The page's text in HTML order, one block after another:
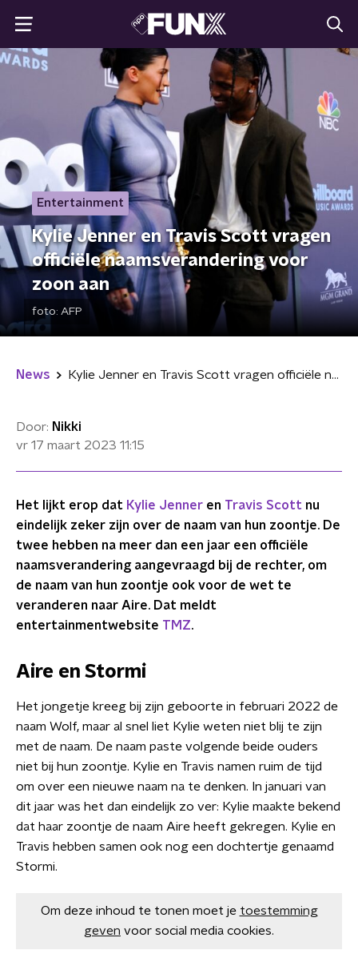
Entertainment
Kylie Jenner en Travis Scott vragen
officiële naamsverandering voor
zoon aan
foto: AFP
News Kylie Jenner en Travis Scott vragen officiële naamsverandering voor zoon aan
Door: Nikki
vr 17 maart 2023 11:15
Het lijkt erop dat Kylie Jenner en Travis Scott nu
eindelijk zeker zijn over de naam van hun zoontje. De
twee hebben na meer dan een jaar een officiële
naamsverandering aangevraagd bij de rechter, om
de naam van hun zoontje ook voor de wet te
veranderen naar Aire. Dat meldt
entertainmentwebsite TMZ.
Aire en Stormi
Het jongetje kreeg bij zijn geboorte in februari 2022 de
naam Wolf, maar al snel liet Kylie weten niet blij te zijn
met de naam. De naam paste volgende beide ouders
niet bij hun zoontje. Kylie en Travis namen ruim de tijd
om over een nieuwe naam na te denken. In januari van
dit jaar was het dan eindelijk zo ver: Kylie maakte bekend
dat haar zoontje de naam Aire heeft gekregen. Kylie en
Travis hebben samen ook nog een dochtertje genaamd
Stormi.
Om deze inhoud te tonen moet je toestemming
geven voor social media cookies.